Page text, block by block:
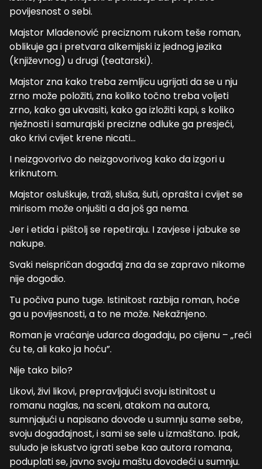
povijesnost o sebi.
Majstor Mladenović preciznom rukom teše roman,
oblikuje ga i pretvara alkemijski iz jednog jezika
(književnog) u drugi (teatarski).
Majstor zna kako treba zemljicu ugrijati da se u nju
zrno može položiti, zna koliko točno treba voljeti
zrno, kako ga ukvasiti, kako ga izložiti kapi, s koliko
nježnosti i samurajski precizne odluke ga presjeći,
ako krivi cvijet krene nicati…
I neizgovorivo do neizgovorivog kako da izgori u
kriknutom.
Majstor osluškuje, traži, sluša, šuti, oprašta i cvijet se
mirisom može onjušiti a da još ga nema.
Jer i etida i pištolj se repetiraju. I zavjese i jabuke se
nakupe.
Svaki neispričan događaj zna da se zapravo nikome
nije dogodio.
Tu počiva puno tuge. Istinitost razbija roman, hoće
ga u povijesnosti, a to ne može. Nekažnjeno.
Roman je vraćanje udarca događaju, po cijenu – „reći
ću te, ali kako ja hoću”.
Nije tako bilo?
Likovi, živi likovi, prepravljajući svoju istinitost u
romanu naglas, na sceni, atakom na autora,
sumnjajući u napisano dovode u sumnju same sebe,
svoju događajnost, i sami se sele u izmaštano. Ipak,
suludo je iskustvo igrati sebe kao autora romana,
poduplati se, javno svoju maštu dovodeći u sumnju.